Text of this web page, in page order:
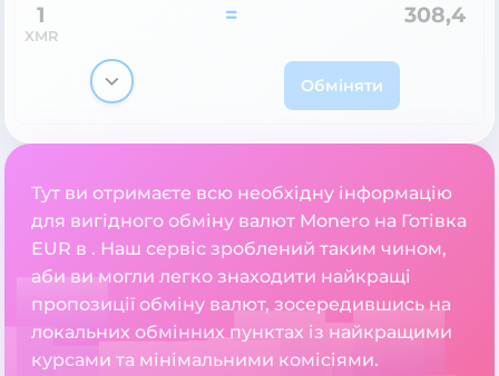
1
XMR
= 308,4
Обміняти
Тут ви отримаєте всю необхідну інформацію
для вигідного обміну валют Monero на Готівка
EUR в . Наш сервіс зроблений таким чином,
аби ви могли легко знаходити найкращі
пропозиції обміну валют, зосередившись на
локальних обмінних пунктах із найкращими
курсами та мінімальними комісіями.